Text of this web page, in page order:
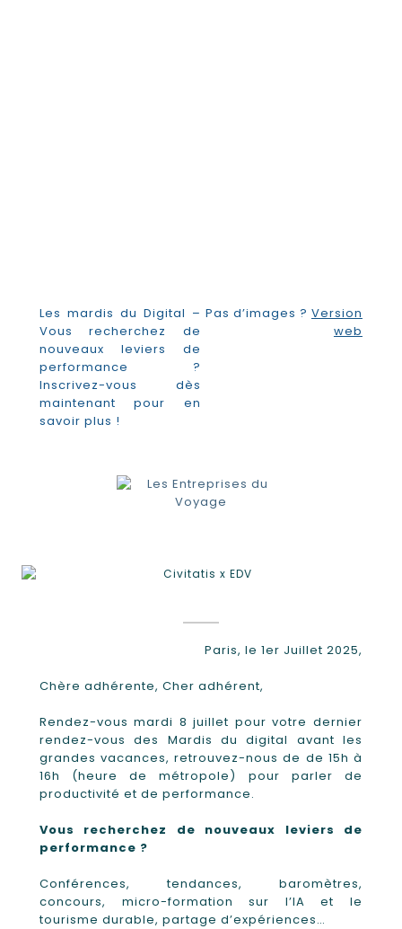
Les mardis du Digital –
Vous recherchez de
nouveaux leviers de
performance ?
Inscrivez-vous dès
maintenant pour en
savoir plus !
Pas d’images ? Version
web
Paris, le 1er Juillet 2025,
Chère adhérente, Cher adhérent,
Rendez-vous mardi 8 juillet pour votre dernier
rendez-vous des Mardis du digital avant les
grandes vacances, retrouvez-nous de de 15h à
16h (heure de métropole) pour parler de
productivité et de performance.
Vous recherchez de nouveaux leviers de
performance ?
Conférences, tendances, baromètres,
concours, micro-formation sur l’IA et le
tourisme durable, partage d’expériences…